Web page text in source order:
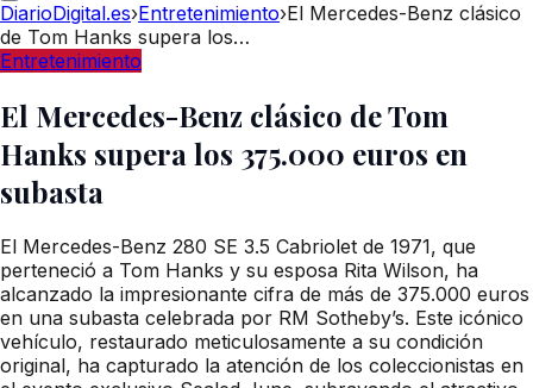
DiarioDigital.es›Entretenimiento›El Mercedes-Benz clásico
de Tom Hanks supera los…
Entretenimiento
El Mercedes-Benz clásico de Tom
Hanks supera los 375.000 euros en
subasta
El Mercedes-Benz 280 SE 3.5 Cabriolet de 1971, que
perteneció a Tom Hanks y su esposa Rita Wilson, ha
alcanzado la impresionante cifra de más de 375.000 euros
en una subasta celebrada por RM Sotheby’s. Este icónico
vehículo, restaurado meticulosamente a su condición
original, ha capturado la atención de los coleccionistas en